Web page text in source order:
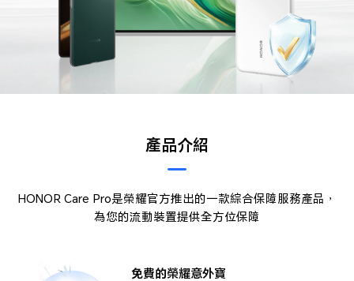
產品介紹
HONOR Care Pro是榮耀官方推出的一款綜合保障服務產品，
為您的流動裝置提供全方位保障
免費的榮耀意外寶